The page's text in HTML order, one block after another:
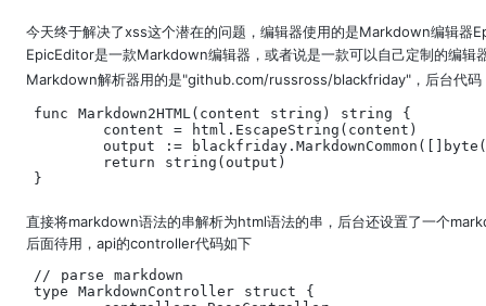
今天终于解决了xss这个潜在的问题，编辑器使用的是Markdown编辑器
EpicEditor是一款Markdown编辑器，或者说是一款可以自己定制的编辑
Markdown解析器用的是"github.com/russross/blackfriday"，后台代码
func Markdown2HTML(content string) string {
}
直接将markdown语法的串解析为html语法的串，后台还设置了一个
后面待用，api的controller代码如下
// parse markdown
type MarkdownController struct {